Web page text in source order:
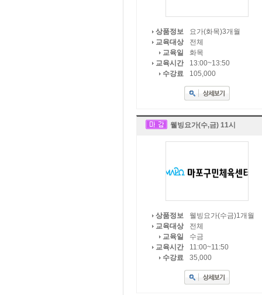
상품정보
요가(화목)3개월
교육대상
전체
교육일
화목
교육시간
13:00~13:50
수강료
105,000
웰빙요가(수,금) 11시
상품정보
웰빙요가(수금)1개월
교육대상
전체
교육일
수금
교육시간
11:00~11:50
수강료
35,000